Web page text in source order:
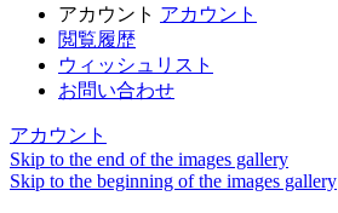
アカウント アカウント
閲覧履歴
ウィッシュリスト
お問い合わせ
アカウント
Skip to the end of the images gallery
Skip to the beginning of the images gallery